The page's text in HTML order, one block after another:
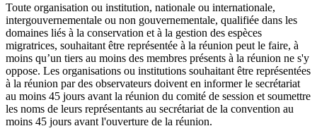
Toute organisation ou institution, nationale ou internationale,
intergouvernementale ou non gouvernementale, qualifiée dans les
domaines liés à la conservation et à la gestion des espèces
migratrices, souhaitant être représentée à la réunion peut le faire, à
moins qu’un tiers au moins des membres présents à la réunion ne s'y
oppose. Les organisations ou institutions souhaitant être représentées
à la réunion par des observateurs doivent en informer le secrétariat
au moins 45 jours avant la réunion du comité de session et soumettre
les noms de leurs représentants au secrétariat de la convention au
moins 45 jours avant l'ouverture de la réunion.